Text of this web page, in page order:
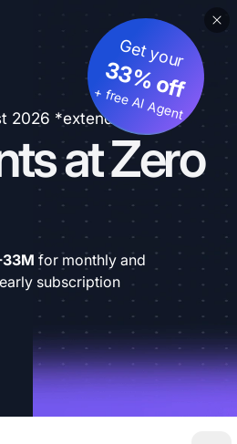
2026 *extended
at Zero
Get your
33% off
+ free AI Agent
33M for monthly and
subscription